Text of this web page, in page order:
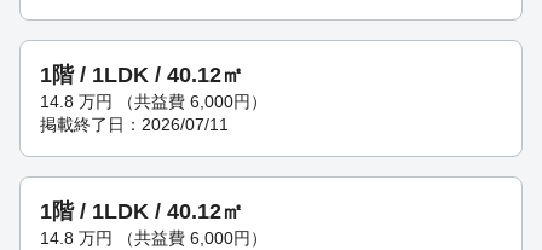
1階 / 1LDK / 40.12㎡
14.8 万円
（共益費 6,000円）
掲載終了日：2026/07/11
1階 / 1LDK / 40.12㎡
14.8 万円
（共益費 6,000円）